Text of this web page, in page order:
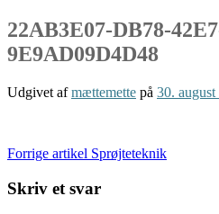
22AB3E07-DB78-
9E9AD09D4D48
Udgivet afmættemette på 30. august
Læs
videre
Forrige artikel Sprøjteteknik
Skriv et svar